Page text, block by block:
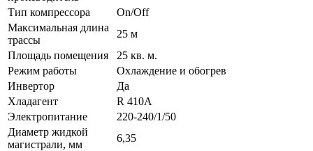
Тип компрессора
On/Off
Максимальная длина
трассы
25 м
Площадь помещения
25 кв. м.
Режим работы
Охлаждение и обогрев
Инвертор
Да
Хладагент
R 410A
Электропитание
220-240/1/50
Диаметр жидкой
магистрали, мм
6,35